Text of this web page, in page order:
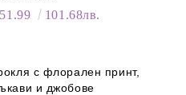
101.68лв.
с флорален принт,
и джобове